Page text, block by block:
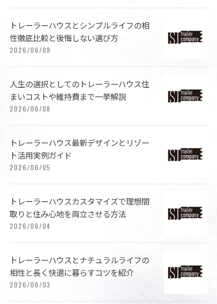
トレーラーハウスとシンプルライフの相
性徹底比較と後悔しない選び方
2026/06/09
人生の選択としてのトレーラーハウス住
まいコストや維持費まで一挙解説
2026/06/08
トレーラーハウス最新デザインとリゾー
ト活用実例ガイド
2026/06/05
トレーラーハウスカスタマイズで理想間
取りと住み心地を両立させる方法
2026/06/04
トレーラーハウスとナチュラルライフの
相性と長く快適に暮らすコツを紹介
2026/06/03